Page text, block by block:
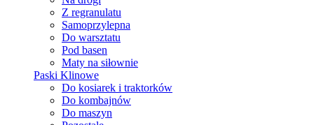
Z regranulatu
Samoprzylepna
Do warsztatu
Pod basen
Maty na siłownie
Paski Klinowe
Do kosiarek i traktorków
Do kombajnów
Do maszyn